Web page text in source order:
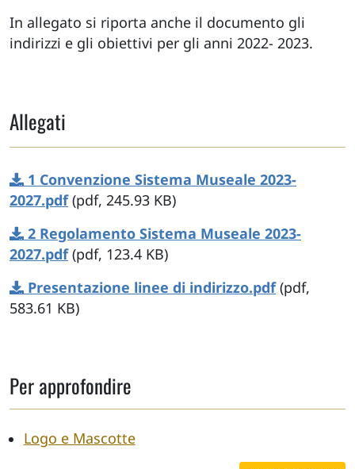
In allegato si riporta anche il documento gli
indirizzi e gli obiettivi per gli anni 2022- 2023.
Allegati
1 Convenzione Sistema Museale 2023-
2027.pdf(pdf, 245.93 KB)
2 Regolamento Sistema Museale 2023-
2027.pdf(pdf, 123.4 KB)
Presentazione linee di indirizzo.pdf(pdf,
583.61 KB)
Per approfondire
Logo e Mascotte